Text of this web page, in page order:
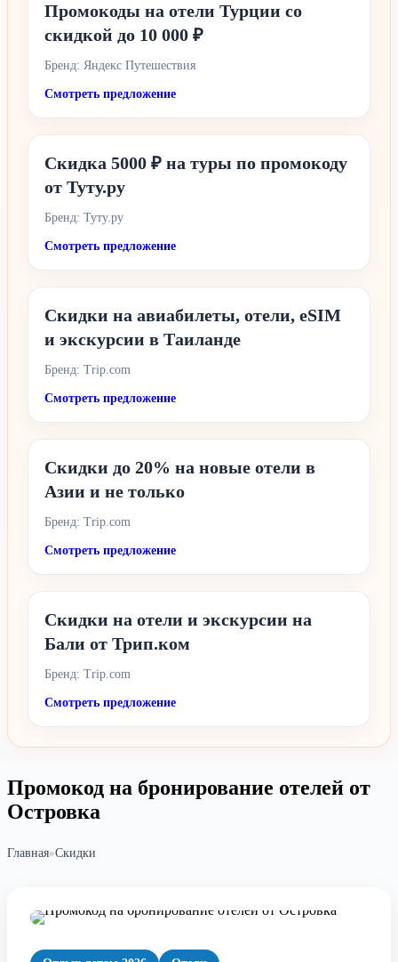
Промокоды на отели Турции со
скидкой до 10 000 ₽
Бренд: Яндекс Путешествия
Смотреть предложение
Скидка 5000 ₽ на туры по промокоду
от Туту.ру
Бренд: Туту.ру
Смотреть предложение
Скидки на авиабилеты, отели, eSIM
и экскурсии в Таиланде
Бренд: Trip.com
Смотреть предложение
Скидки до 20% на новые отели в
Азии и не только
Бренд: Trip.com
Смотреть предложение
Скидки на отели и экскурсии на
Бали от Трип.ком
Бренд: Trip.com
Смотреть предложение
Промокод на бронирование отелей от
Островка
Главная»Скидки